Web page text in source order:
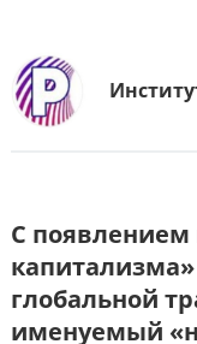
С появлением
глобальной
именуемый